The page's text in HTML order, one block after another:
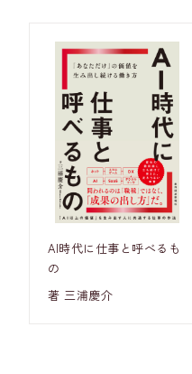
AI時代に仕事と呼べるも
の
著 三浦慶介